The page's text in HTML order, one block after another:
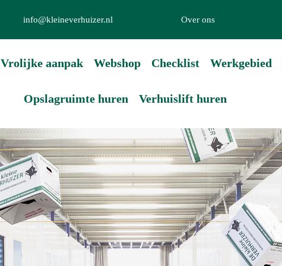
info@kleineverhuizer.nl Over ons
Vrolijke aanpak Webshop Checklist Werkgebied
Opslagruimte huren Verhuislift huren